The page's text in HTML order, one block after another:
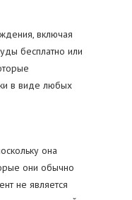
включая
бесплатно или
в виде любых
она
они обычно
не является